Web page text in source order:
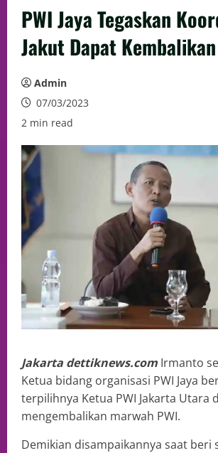
PWI Jaya Tegaskan
Jakut Dapat
Admin
07/03/2023
2 min read
Jakarta dettiknews.com Irmanto
Ketua bidang organisasi PWI Jaya
terpilihnya Ketua PWI Jakarta Utara
mengembalikan marwah PWI.
Demikian disampaikannya saat beri